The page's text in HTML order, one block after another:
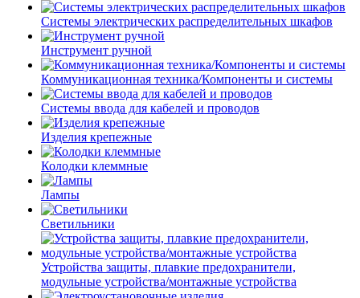
Системы электрических распределительных шкафов
Инструмент ручной
Коммуникационная техника/Компоненты и системы
Системы ввода для кабелей и проводов
Изделия крепежные
Колодки клеммные
Лампы
Светильники
Устройства защиты, плавкие предохранители,
модульные устройства/монтажные устройства